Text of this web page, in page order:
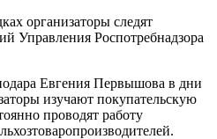
организаторы следят
Управления Роспотребнадзора
Евгения Первышова в дни
изучают покупательскую
проводят работу